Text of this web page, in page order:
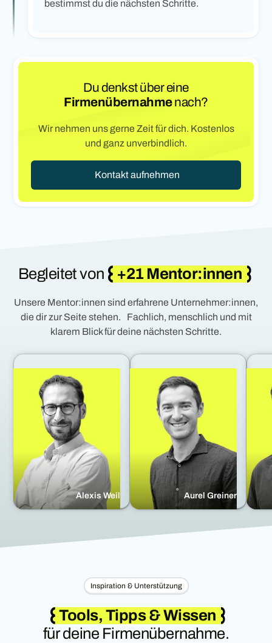
bestimmst du die nächsten Schritte.
Du denkst über eine
Firmenübernahmenach?
Wir nehmen uns gerne Zeit für dich. Kostenlos
und ganz unverbindlich.
Kontakt aufnehmen
Begleitet von +21 Mentor:innen
Unsere Mentor:innen sind erfahrene Unternehmer:innen,
die dir zur Seite stehen. Fachlich, menschlich und mit
klarem Blick für deine nächsten Schritte.
Alexis Weil Aurel Greiner
Inspiration & Unterstützung
Tools, Tipps & Wissen
für deine Firmenübernahme.